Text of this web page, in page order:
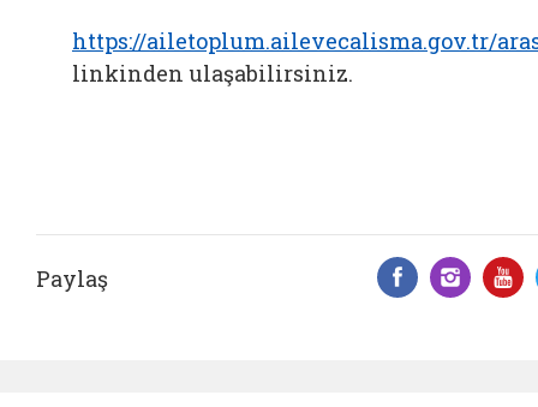
https://ailetoplum.ailevecalisma.gov.tr/
linkinden ulaşabilirsiniz.
Paylaş